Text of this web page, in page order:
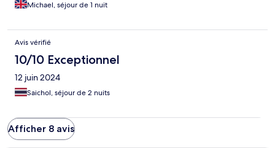
Michael, séjour de 1 nuit
Avis vérifié
10/10 Exceptionnel
12 juin 2024
Saichol, séjour de 2 nuits
Afficher 8 avis